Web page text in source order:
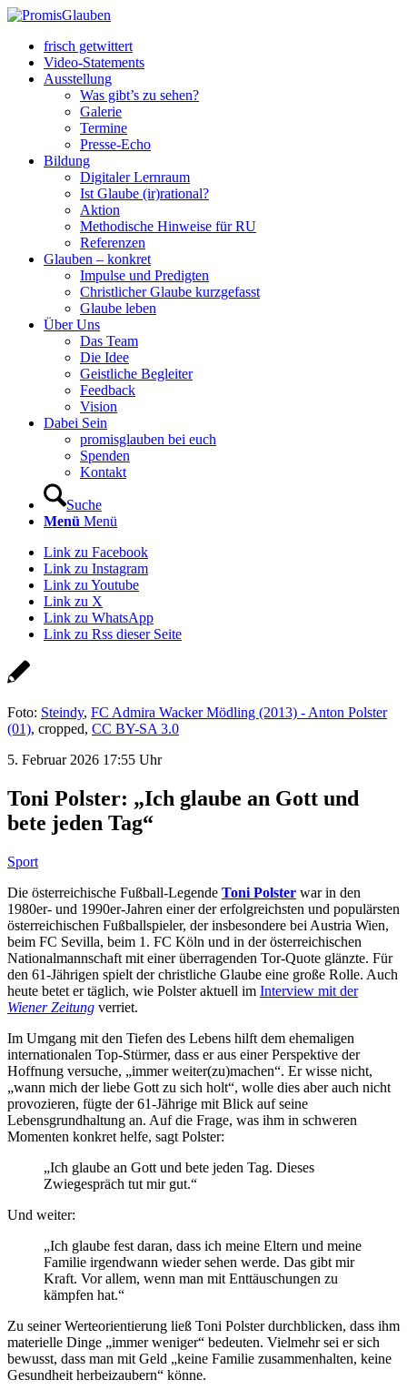
frisch getwittert
Video-Statements
Ausstellung
Was gibt’s zu sehen?
Galerie
Termine
Presse-Echo
Bildung
Digitaler Lernraum
Ist Glaube (ir)rational?
Aktion
Methodische Hinweise für RU
Referenzen
Glauben – konkret
Impulse und Predigten
Christlicher Glaube kurzgefasst
Glaube leben
Über Uns
Das Team
Die Idee
Geistliche Begleiter
Feedback
Vision
Dabei Sein
promisglauben bei euch
Spenden
Kontakt
Suche
Menü Menü
Link zu Facebook
Link zu Instagram
Link zu Youtube
Link zu X
Link zu WhatsApp
Link zu Rss dieser Seite
Foto: Steindy, FC Admira Wacker Mödling (2013) - Anton Polster
(01), cropped, CC BY-SA 3.0
5. Februar 2026 17:55 Uhr
Toni Polster: „Ich glaube an Gott und
bete jeden Tag“
Sport
Die österreichische Fußball-Legende Toni Polster war in den
1980er- und 1990er-Jahren einer der erfolgreichsten und populärsten
österreichischen Fußballspieler, der insbesondere bei Austria Wien,
beim FC Sevilla, beim 1. FC Köln und in der österreichischen
Nationalmannschaft mit einer überragenden Tor-Quote glänzte. Für
den 61-Jährigen spielt der christliche Glaube eine große Rolle. Auch
heute betet er täglich, wie Polster aktuell im Interview mit der
Wiener Zeitung verriet.
Im Umgang mit den Tiefen des Lebens hilft dem ehemaligen
internationalen Top-Stürmer, dass er aus einer Perspektive der
Hoffnung versuche, „immer weiter(zu)machen“. Er wisse nicht,
„wann mich der liebe Gott zu sich holt“, wolle dies aber auch nicht
provozieren, fügte der 61-Jährige mit Blick auf seine
Lebensgrundhaltung an. Auf die Frage, was ihm in schweren
Momenten konkret helfe, sagt Polster:
„Ich glaube an Gott und bete jeden Tag. Dieses
Zwiegespräch tut mir gut.“
Und weiter:
„Ich glaube fest daran, dass ich meine Eltern und meine
Familie irgendwann wieder sehen werde. Das gibt mir
Kraft. Vor allem, wenn man mit Enttäuschungen zu
kämpfen hat.“
Zu seiner Werteorientierung ließ Toni Polster durchblicken, dass ihm
materielle Dinge „immer weniger“ bedeuten. Vielmehr sei er sich
bewusst, dass man mit Geld „keine Familie zusammenhalten, keine
Gesundheit herbeizaubern“ könne.